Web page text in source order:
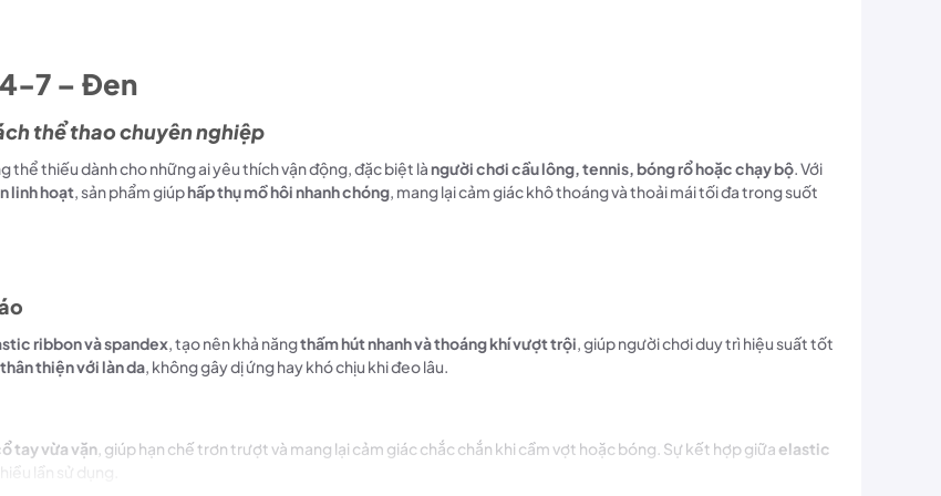
7 – Đen
thể thao chuyên nghiệp
thể thiếu dành cho những ai yêu thích vận động, đặc biệt làngười chơi cầu lông, tennis, bóng rổ hoặc chạy bộ. Với
linh hoạt, sản phẩm giúphấp thụ mồ hôi nhanh chóng, mang lại cảm giác khô thoáng và thoải mái tối đa trong suốt
ribbon và spandex, tạo nên khả năngthấm hút nhanh và thoáng khí vượt trội, giúp người chơi duy trì hiệu suất tốt
thân thiện với làn da, không gây dị ứng hay khó chịu khi đeo lâu.
tay vừa vặn, giúp hạn chế trơn trượt và mang lại cảm giác chắc chắn khi cầm vợt hoặc bóng. Sự kết hợp giữa elastic
lần sử dụng.